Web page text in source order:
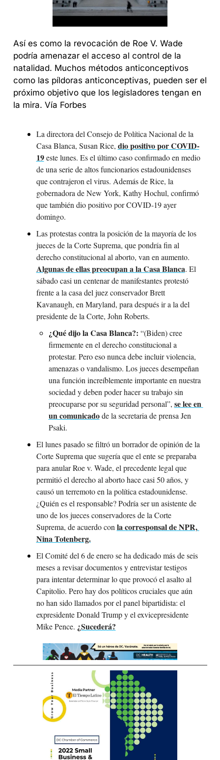
Así es como la revocación de Roe V. Wade
podría amenazar el acceso al control de la
natalidad. Muchos métodos anticonceptivos
como las píldoras anticonceptivas, pueden ser el
próximo objetivo que los legisladores tengan en
la mira. Vía Forbes
La directora del Consejo de Política Nacional de la
Casa Blanca, Susan Rice, dio positivo por COVID-
19 este lunes. Es el último caso confirmado en medio
de una serie de altos funcionarios estadounidenses
que contrajeron el virus. Además de Rice, la
gobernadora de New York, Kathy Hochul, confirmó
que también dio positivo por COVID-19 ayer
domingo.
Las protestas contra la posición de la mayoría de los
jueces de la Corte Suprema, que pondría fin al
Algunas de ellas preocupan a la Casa Blanca. El
sábado casi un centenar de manifestantes protestó
frente a la casa del juez conservador Brett
Kavanaugh, en Maryland, para después ir a la del
presidente de la Corte, John Roberts.
¿Qué dijo la Casa Blanca?: “(Biden) cree
firmemente en el derecho constitucional a
protestar. Pero eso nunca debe incluir violencia,
amenazas o vandalismo. Los jueces desempeñan
una función increíblemente importante en nuestra
sociedad y deben poder hacer su trabajo sin
preocuparse por su seguridad personal”, se lee en
un comunicado de la secretaria de prensa Jen
Psaki.
El lunes pasado se filtró un borrador de opinión de la
Corte Suprema que sugería que el ente se preparaba
para anular Roe v. Wade, el precedente legal que
permitió el derecho al aborto hace casi 50 años, y
causó un terremoto en la política estadounidense.
¿Quién es el responsable? Podría ser un asistente de
uno de los jueces conservadores de la Corte
Suprema, de acuerdo con la corresponsal de NPR,
Nina Totenberg.
El Comité del 6 de enero se ha dedicado más de seis
meses a revisar documentos y entrevistar testigos
para intentar determinar lo que provocó el asalto al
Capitolio. Pero hay dos políticos cruciales que aún
no han sido llamados por el panel bipartidista: el
expresidente Donald Trump y el exvicepresidente
Mike Pence. ¿Sucederá?